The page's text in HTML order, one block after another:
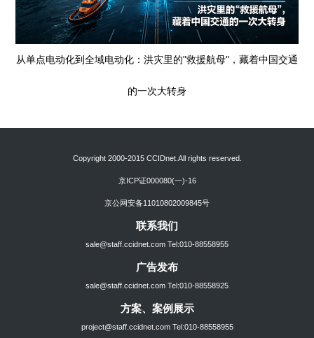
从单点电动化到全域电动化：洪灾里的"救援航母"，藏着中国交通
的一次大转身
Copyright 2000-2015 CCIDnet.All rights reserved.
京ICP证000080(一)-16
京公网安备11010802009845号
联系我们
sale@staff.ccidnet.com Tel:010-88558955
广告发布
sale@staff.ccidnet.com Tel:010-88558925
方案、案例展示
project@staff.ccidnet.com Tel:010-88558955